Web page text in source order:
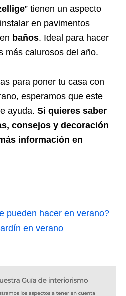
” tienen un aspecto
en pavimentos
baños. Ideal para hacer
más calurosos del año.
para poner tu casa con
esperamos que este
ayuda. Si quieres saber
consejos y decoración
información en
pueden hacer en verano?
en verano